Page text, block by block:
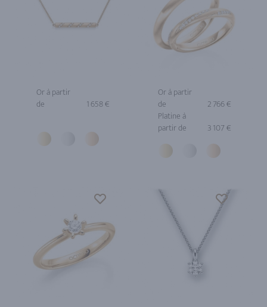
Or à partir
de
1 658 €
Or à partir
de
2 766 €
Platine à
partir de
3 107 €